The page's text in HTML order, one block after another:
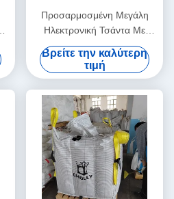
Προσαρμοσμένη Μεγάλη
Ηλεκτρονική Τσάντα Με
Εξαιρετική Αντίσταση στα UV
και Αντίσταση στη Διρόμηση
Βρείτε την καλύτερη
τιμή